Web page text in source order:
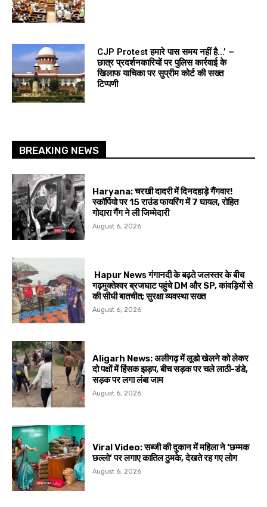
CJP Protest हमारे पास समय नहीं है…’ –
छात्र प्रदर्शनकारियों पर पुलिस कार्रवाई के
खिलाफ याचिका पर सुप्रीम कोर्ट की सख्त
टिप्पणी
BREAKING NEWS
Haryana: चरखी दादरी में दिनदहाड़े गैंगवार!
स्कॉर्पियो पर 15 राउंड फायरिंग में 7 घायल, रोहित
गोदारा गैंग ने ली जिम्मेदारी
August 6, 2026
Hapur News गंगानदी के बढ़ते जलस्तर के बीच
गढ़मुक्तेश्वर ब्रजघाट पहुंचे DM और SP, कांवड़ियों से
की सीधी बातचीत; सुरक्षा व्यवस्था सख्त
August 6, 2026
Aligarh News: अलीगढ़ में लूडो खेलने को लेकर
दो पक्षों में हिंसक झड़प, बीच सड़क पर चले लाठी-डंडे,
सड़क पर लगा लंबा जाम
August 6, 2026
Viral Video: सब्जी की दुकान में महिला ने ‘छम्मक
छल्लो’ पर लगाए कातिल ठुमके, देखते रह गए लोग
August 6, 2026